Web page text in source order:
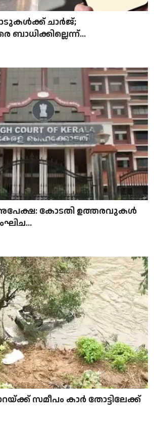
ചാർജ്;
ബാധിക്കില്ലെന്ന്...
അപേക്ഷ: കോടതി ഉത്തരവുകൾ
സമീപം കാർ തോട്ടിലേക്ക്